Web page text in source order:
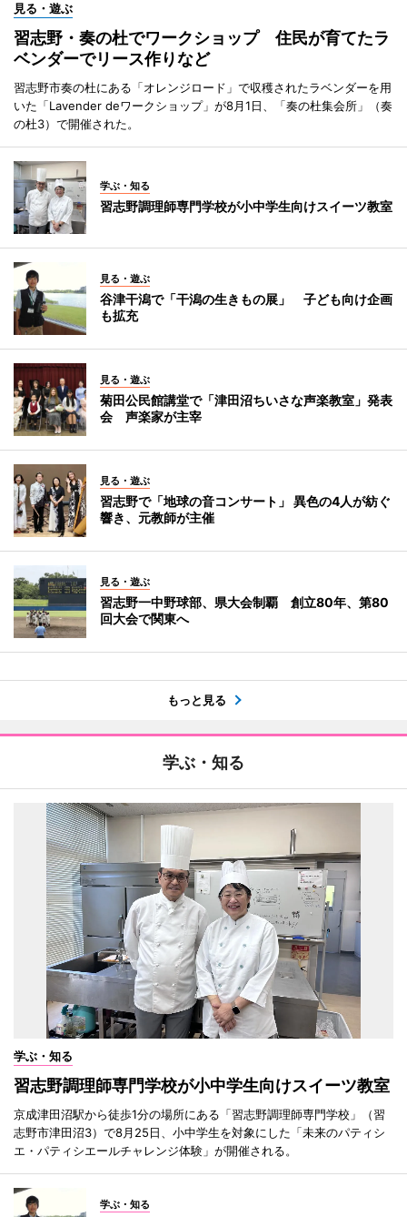
見る・遊ぶ
習志野・奏の杜でワークショップ 住民が育てたラ
ベンダーでリース作りなど
習志野市奏の杜にある「オレンジロード」で収穫されたラベンダーを用
いた「Lavender deワークショップ」が8月1日、「奏の杜集会所」（奏
の杜3）で開催された。
学ぶ・知る
習志野調理師専門学校が小中学生向けスイーツ教室
見る・遊ぶ
谷津干潟で「干潟の生きもの展」 子ども向け企画
も拡充
見る・遊ぶ
菊田公民館講堂で「津田沼ちいさな声楽教室」発表
会 声楽家が主宰
見る・遊ぶ
習志野で「地球の音コンサート」 異色の4人が紡ぐ
響き、元教師が主催
見る・遊ぶ
習志野一中野球部、県大会制覇 創立80年、第80
回大会で関東へ
もっと見る
学ぶ・知る
学ぶ・知る
習志野調理師専門学校が小中学生向けスイーツ教室
京成津田沼駅から徒歩1分の場所にある「習志野調理師専門学校」（習
志野市津田沼3）で8月25日、小中学生を対象にした「未来のパティシ
エ・パティシエールチャレンジ体験」が開催される。
学ぶ・知る